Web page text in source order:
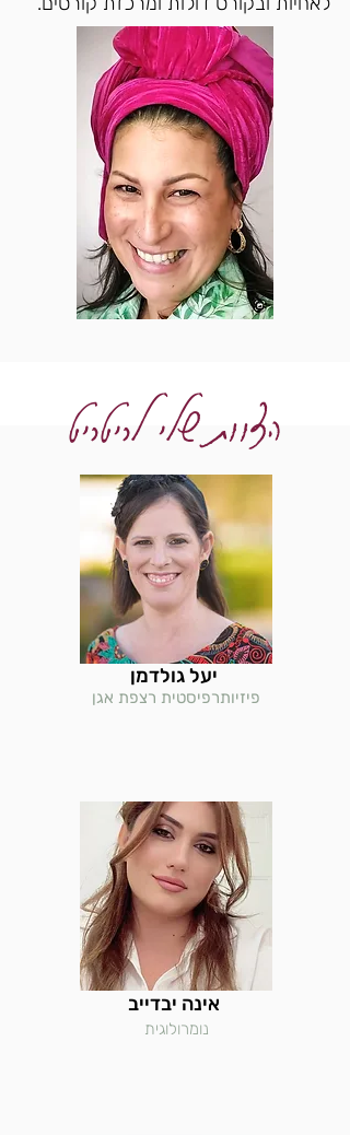
יעל גולדמן
פיזיותרפיסטית רצפת אגן
אינה יבדייב
נומרולוגית
הצוות שלי לריטריט